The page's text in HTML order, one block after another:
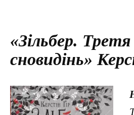
«Зільбер.
сновидінь»